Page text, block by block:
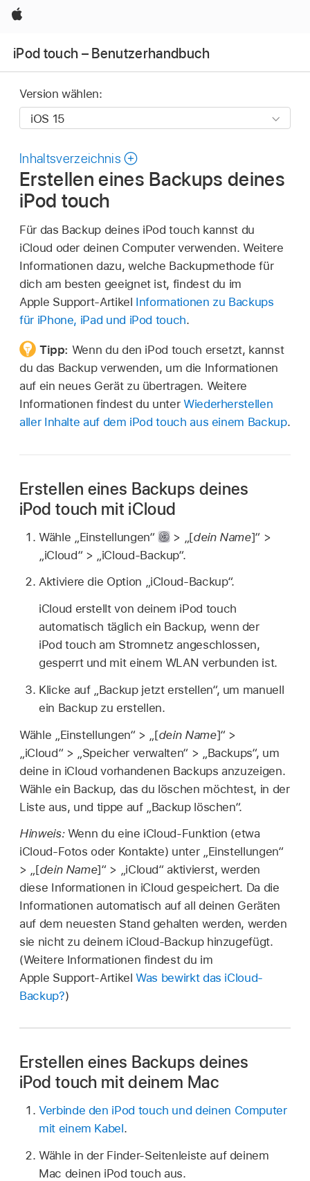
Apple
iPod touch – Benutzerhandbuch
Version wählen:
Inhaltsverzeichnis
Erstellen eines Backups deines
iPod touch
Für das Backup deines iPod touch kannst du
iCloud oder deinen Computer verwenden. Weitere
Informationen dazu, welche Backupmethode für
dich am besten geeignet ist, findest du im
Apple Support-Artikel Informationen zu Backups
für iPhone, iPad und iPod touch.
Tipp: Wenn du den iPod touch ersetzt, kannst
du das Backup verwenden, um die Informationen
auf ein neues Gerät zu übertragen. Weitere
Informationen findest du unter Wiederherstellen
aller Inhalte auf dem iPod touch aus einem Backup.
Erstellen eines Backups deines
iPod touch mit iCloud
Wähle „Einstellungen“ > „[dein Name]“ >
„iCloud“ > „iCloud-Backup“.
Aktiviere die Option „iCloud-Backup“.
iCloud erstellt von deinem iPod touch
automatisch täglich ein Backup, wenn der
iPod touch am Stromnetz angeschlossen,
gesperrt und mit einem WLAN verbunden ist.
Klicke auf „Backup jetzt erstellen“, um manuell
ein Backup zu erstellen.
Wähle „Einstellungen“ > „[dein Name]“ >
„iCloud“ > „Speicher verwalten“ > „Backups“, um
deine in iCloud vorhandenen Backups anzuzeigen.
Wähle ein Backup, das du löschen möchtest, in der
Liste aus, und tippe auf „Backup löschen“.
Hinweis: Wenn du eine iCloud-Funktion (etwa
iCloud-Fotos oder Kontakte) unter „Einstellungen“
> „[dein Name]“ > „iCloud“ aktivierst, werden
diese Informationen in iCloud gespeichert. Da die
Informationen automatisch auf all deinen Geräten
auf dem neuesten Stand gehalten werden, werden
sie nicht zu deinem iCloud-Backup hinzugefügt.
(Weitere Informationen findest du im
Apple Support-ArtikelWas bewirkt das iCloud-
Backup?)
Erstellen eines Backups deines
iPod touch mit deinem Mac
Verbinde den iPod touch und deinen Computer
mit einem Kabel.
Wähle in der Finder-Seitenleiste auf deinem
Mac deinen iPod touch aus.